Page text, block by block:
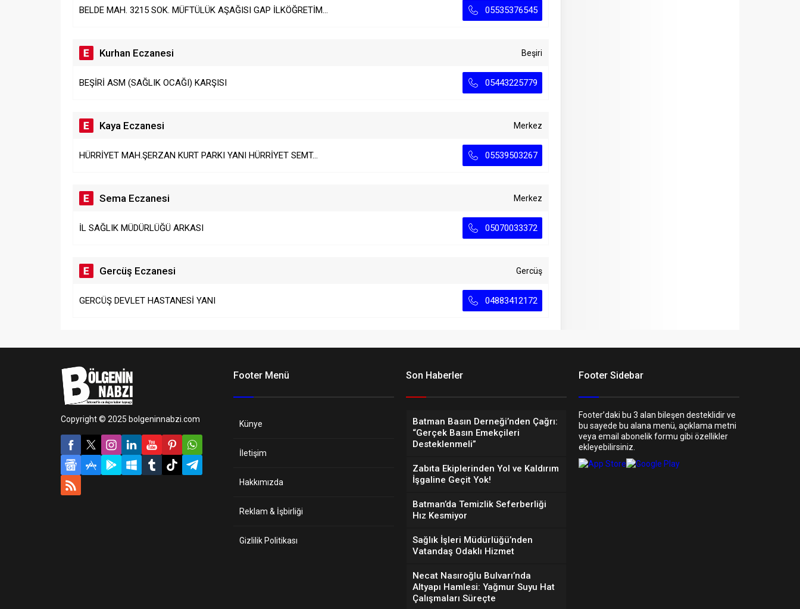
BELDE MAH. 3215 SOK. MÜFTÜLÜK AŞAĞISI GAP İLKÖĞRETİM... 05535376545
Kurhan Eczanesi Beşiri
BEŞİRİ ASM (SAĞLIK OCAĞI) KARŞISI 05443225779
Kaya Eczanesi Merkez
HÜRRİYET MAH.ŞERZAN KURT PARKI YANI HÜRRİYET SEMT... 05539503267
Sema Eczanesi Merkez
İL SAĞLIK MÜDÜRLÜĞÜ ARKASI 05070033372
Gercüş Eczanesi Gercüş
GERCÜŞ DEVLET HASTANESİ YANI 04883412172
Copyright © 2025 bolgeninnabzi.com
Footer Menü
Künye
İletişim
Hakkımızda
Reklam & İşbirliği
Gizlilik Politikası
Son Haberler
Batman Basın Derneği’nden Çağrı:
“Gerçek Basın Emekçileri
Desteklenmeli”
Zabıta Ekiplerinden Yol ve Kaldırım
İşgaline Geçit Yok!
Batman’da Temizlik Seferberliği
Hız Kesmiyor
Sağlık İşleri Müdürlüğü’nden
Vatandaş Odaklı Hizmet
Necat Nasıroğlu Bulvarı’nda
Altyapı Hamlesi: Yağmur Suyu Hat
Çalışmaları Süreçte
Footer Sidebar
Footer’daki bu 3 alan bileşen desteklidir ve
bu sayede bu alana menü, açıklama metni
veya email abonelik formu gibi özellikler
ekleyebilirsiniz.